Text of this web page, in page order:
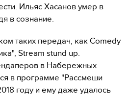
Ильяс Хасанов умер в
в сознание.
таких передач, как Comedy
Stream stund up.
в Набережных
в программе "Рассмеши
году и ему даже удалось